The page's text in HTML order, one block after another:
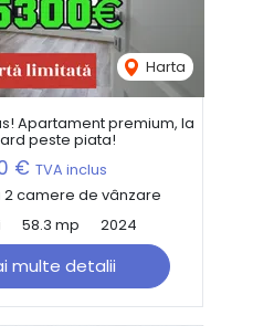
Harta
Apartament premium, la
peste piata!
€ TVA inclus
camere de vânzare
58.3 mp 2024
multe detalii